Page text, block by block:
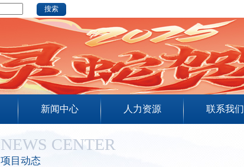
新闻中心 人力资源 联系我们
NEWS CENTER
项目动态